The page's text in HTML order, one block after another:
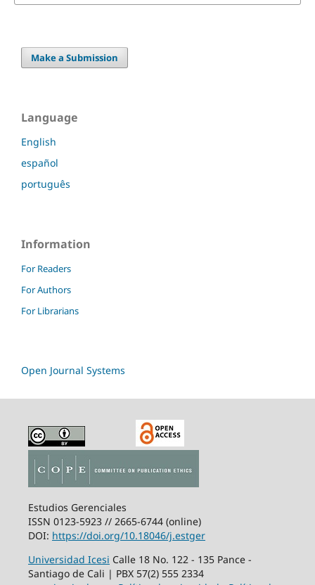
Make a Submission
Language
English
español
português
Information
For Readers
For Authors
For Librarians
Open Journal Systems
Estudios Gerenciales
ISSN 0123-5923 // 2665-6744 (online)
DOI: https://doi.org/10.18046/j.estger
Universidad Icesi Calle 18 No. 122 - 135 Pance -
Santiago de Cali | PBX 57(2) 555 2334